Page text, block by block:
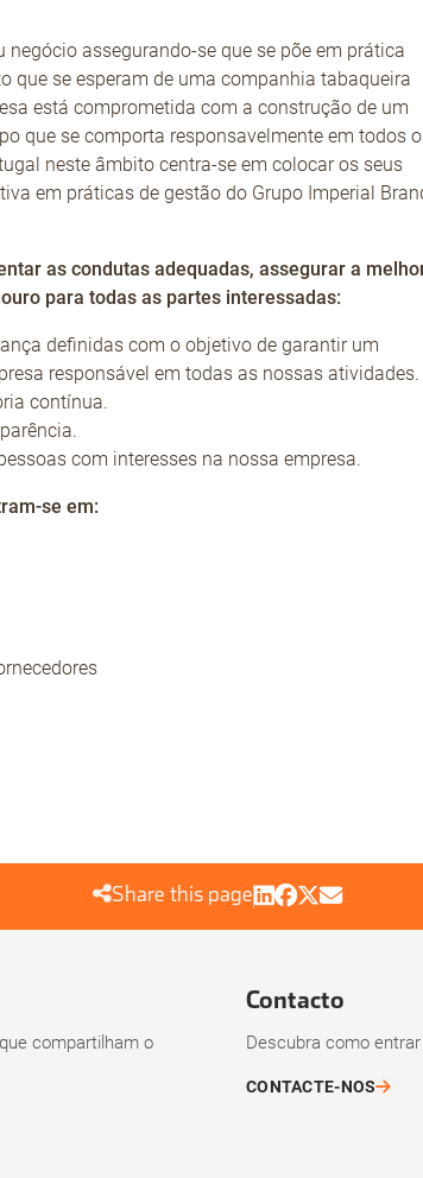
assegurando-se que se põe em prática
que se esperam de uma companhia tabaqueira
está comprometida com a construção de um
que se comporta responsavelmente em todos
neste âmbito centra-se em colocar os seus
em práticas de gestão do Grupo Imperial
as condutas adequadas, assegurar a
para todas as partes interessadas:
definidas com o objetivo de garantir um
responsável em todas as nossas atividades.
contínua.
com interesses na nossa empresa.
se em:
Share this page
compartilham o
Contacto
Descubra como
CONTACTE-NOS